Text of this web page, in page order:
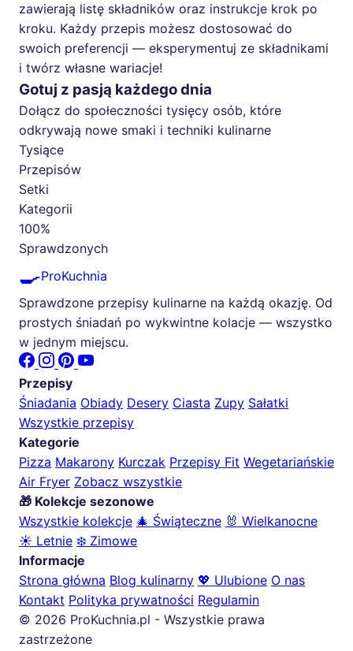
zawierają listę składników oraz instrukcje krok po
kroku. Każdy przepis możesz dostosować do
swoich preferencji — eksperymentuj ze składnikami
i twórz własne wariacje!
Gotuj z pasją każdego dnia
Dołącz do społeczności tysięcy osób, które
odkrywają nowe smaki i techniki kulinarne
Tysiące
Przepisów
Setki
Kategorii
100%
Sprawdzonych
🍳ProKuchnia
Sprawdzone przepisy kulinarne na każdą okazję. Od
prostych śniadań po wykwintne kolacje — wszystko
w jednym miejscu.
Przepisy
Śniadania Obiady Desery Ciasta Zupy Sałatki
Wszystkie przepisy
Kategorie
Pizza Makarony Kurczak Przepisy Fit Wegetariańskie
Air Fryer Zobacz wszystkie
🎁 Kolekcje sezonowe
Wszystkie kolekcje 🎄 Świąteczne 🐰 Wielkanocne
☀️ Letnie ❄️ Zimowe
Informacje
Strona główna Blog kulinarny 💖 Ulubione O nas
Kontakt Polityka prywatności Regulamin
© 2026 ProKuchnia.pl - Wszystkie prawa
zastrzeżone